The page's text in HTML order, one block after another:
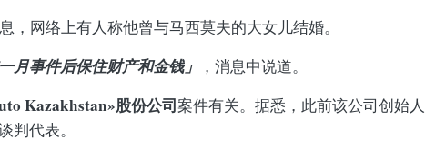
，网络上有人称他曾与马西莫夫的大女儿结婚。
月事件后保住财产和金钱」
，消息中说道。
Kazakhstan»股份公司案件有关。据悉，此前该公司创始人
判代表。